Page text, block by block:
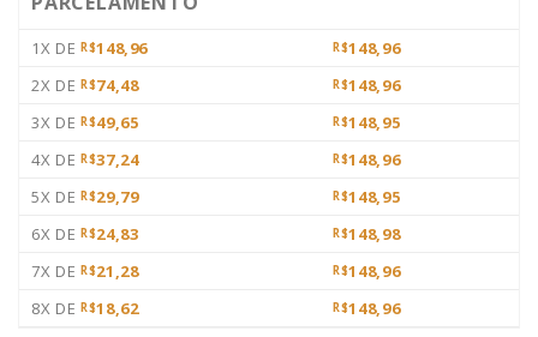
1X DE R$148,96 R$148,96
2X DE R$74,48 R$148,96
3X DE R$49,65 R$148,95
4X DE R$37,24 R$148,96
5X DE R$29,79 R$148,95
6X DE R$24,83 R$148,98
7X DE R$21,28 R$148,96
8X DE R$18,62 R$148,96